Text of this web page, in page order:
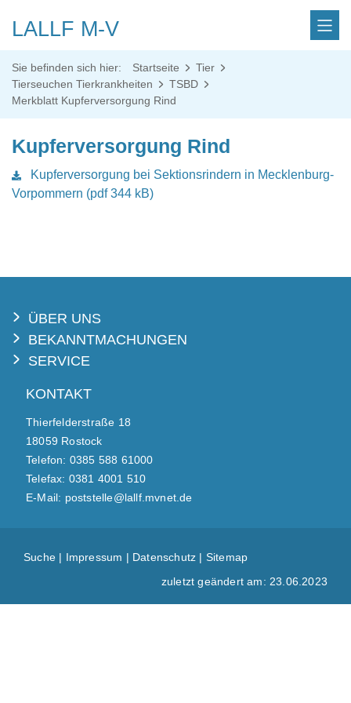
LALLF M-V
Sie befinden sich hier: Startseite
Tier
Tierseuchen Tierkrankheiten
TSBD
Merkblatt Kupferversorgung Rind
Kupferversorgung Rind
Kupferversorgung bei Sektionsrindern in Mecklenburg-
Vorpommern (pdf 344 kB)
ÜBER UNS
BEKANNTMACHUNGEN
SERVICE
KONTAKT
Thierfelderstraße 18
18059 Rostock
Telefon: 0385 588 61000
Telefax: 0381 4001 510
E-Mail: poststelle@lallf.mvnet.de
Suche | Impressum | Datenschutz | Sitemap
zuletzt geändert am: 23.06.2023